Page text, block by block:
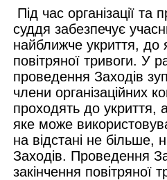
Під час організації
суддя забезпечує
найближче укриття, до
повітряної тривоги. У
проведення Заходів
члени організаційних
проходять до укриття,
яке може
на відстані не більше,
Заходів. Проведення
закінчення повітряної